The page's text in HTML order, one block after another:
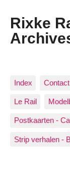
Rixke
Index Contact
Le Rail
Postkaarten -
Strip verhalen -